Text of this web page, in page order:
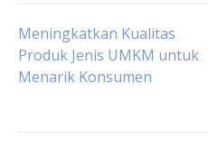
Post
navigation
Meningkatkan Kualitas
Produk Jenis UMKM untuk
Menarik Konsumen